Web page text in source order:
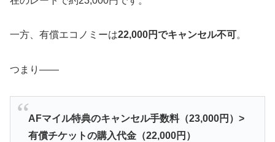
一方、有償エコノミーは22,000円でキャンセル不可。
つまり——
AFマイル特典のキャンセル手数料（23,000円）>
有償チケットの購入代金（22,000円）